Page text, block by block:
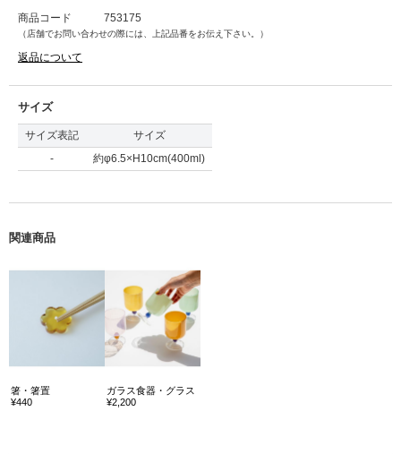
→商品のお取り扱い方法について
商品コード 753175
（店舗でお問い合わせの際には、上記品番をお伝え下さい。）
返品について
サイズ
サイズ表記
サイズ
-
約φ6.5×H10cm(400ml)
関連商品
箸・箸置
¥440
ガラス食器・グラス
¥2,200